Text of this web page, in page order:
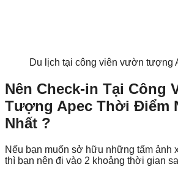
Du lịch tại công viên vườn tượng
Nên Check-in Tại Công
Tượng Apec Thời Điểm
Nhất ?
Nếu bạn muốn sở hữu những tấm ảnh
thì bạn nên đi vào 2 khoảng thời gian